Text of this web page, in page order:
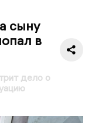
сыну
в
дело о